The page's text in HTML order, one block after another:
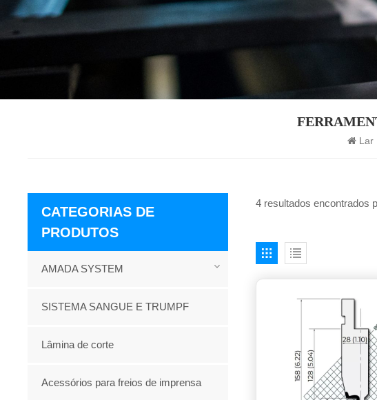
Lar
4 resultados encontrados
CATEGORIAS DE
PRODUTOS
AMADA SYSTEM
SISTEMA SANGUE E TRUMPF
Lâmina de corte
Acessórios para freios de imprensa